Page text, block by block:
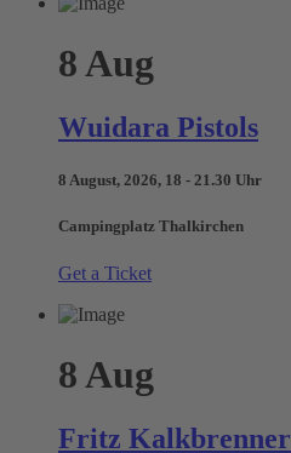
8 Aug
Wuidara Pistols
8 August, 2026, 18 - 21.30 Uhr
Campingplatz Thalkirchen
Get a Ticket
8 Aug
Fritz Kalkbrenner